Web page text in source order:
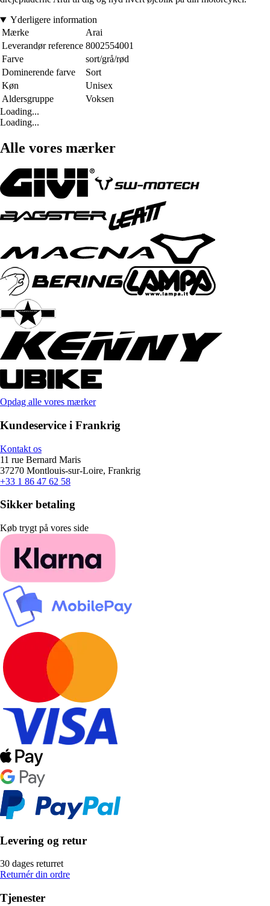
Yderligere information
Mærke
Arai
Leverandør reference 8002554001
Farve
sort/grå/rød
Dominerende farve
Sort
Køn
Unisex
Aldersgruppe
Voksen
Loading...
Loading...
Alle vores mærker
Opdag alle vores mærker
Kundeservice i Frankrig
Kontakt os
11 rue Bernard Maris
37270 Montlouis-sur-Loire, Frankrig
+33 1 86 47 62 58
Sikker betaling
Køb trygt på vores side
Levering og retur
30 dages returret
Returnér din ordre
Tjenester